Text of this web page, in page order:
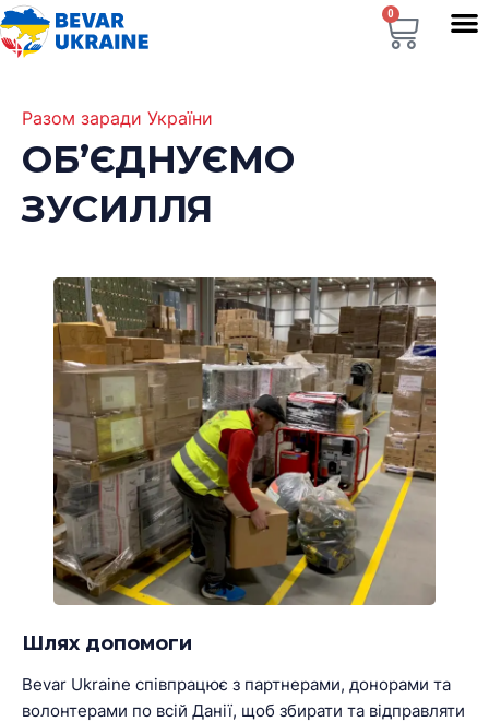
0
Разом заради України
ОБ’ЄДНУЄМО
ЗУСИЛЛЯ
Шлях допомоги
Bevar Ukraine співпрацює з партнерами, донорами та
волонтерами по всій Данії, щоб збирати та відправляти